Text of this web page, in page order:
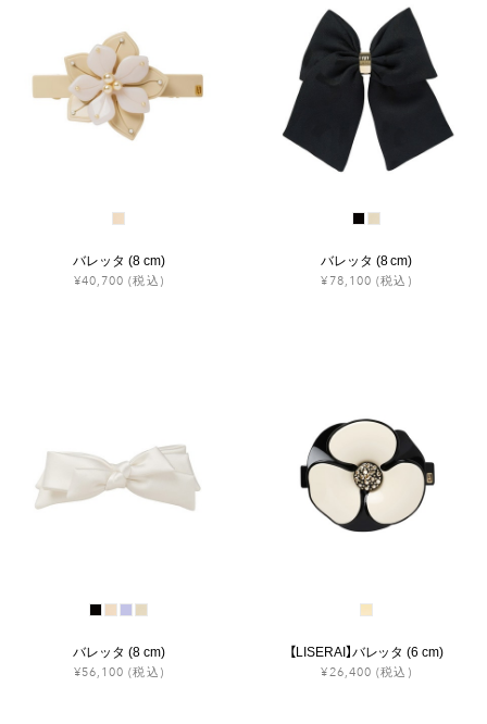
バレッタ (8 cm)
¥40,700 (税込)
バレッタ (8 cm)
¥78,100 (税込)
バレッタ (8 cm)
¥56,100 (税込)
【LISERAI】バレッタ (6 cm)
¥26,400 (税込)